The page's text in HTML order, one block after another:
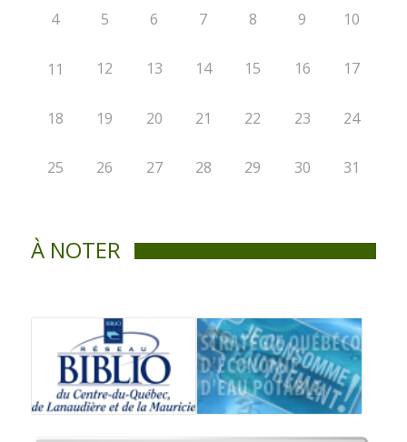
4 5 6 7 8 9 10
11 12 13 14 15 16 17
18 19 20 21 22 23 24
25 26 27 28 29 30 31
À NOTER